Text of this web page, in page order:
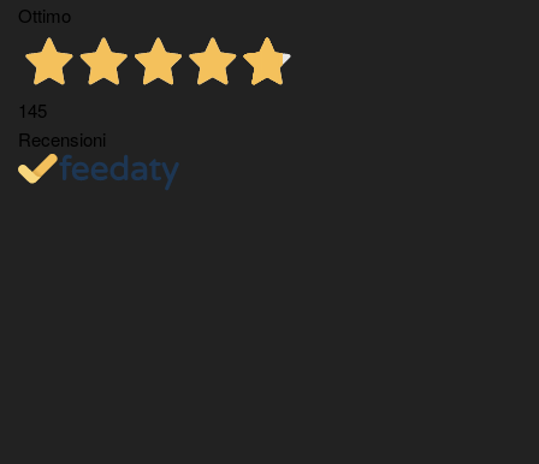
Ottimo
145
Recensioni